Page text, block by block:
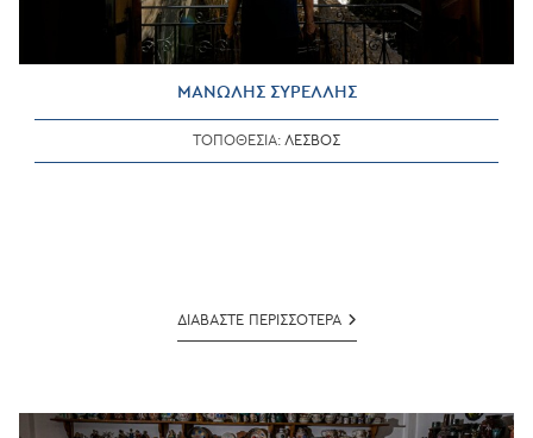
ΜΑΝΩΛΗΣ ΣΥΡΕΛΛΗΣ
ΤΟΠΟΘΕΣΙΑ: ΛΕΣΒΟΣ
ΔΙΑΒΑΣΤΕ ΠΕΡΙΣΣΟΤΕΡΑΜΑΝΩΛΗΣ
ΣΥΡΕΛΛΗΣ